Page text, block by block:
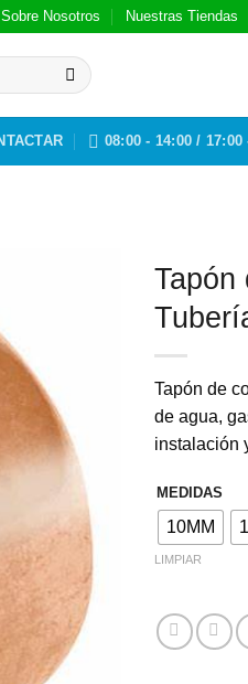
Sobre Nosotros Nuestras Tiendas
08:00 - 14:00 / 17:00
Tapón
Tapón de
de agua,
instalación
MEDIDAS
10MM
LIMPIAR